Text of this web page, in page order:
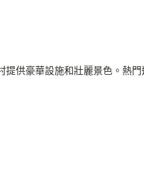
提供豪華設施和壯麗景色。熱門